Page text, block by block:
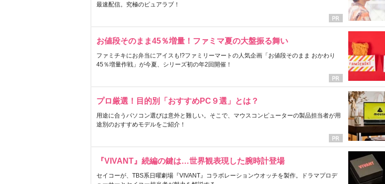
最速配信。究極のピュアラブ！
お値段そのまま45％増量！ファミマ夏の大盤振る舞い
ファミチキにお弁当にアイスも!?ファミリーマートの人気企画「お値段そのまま おかわり
45％増量作戦」が今夏、シリーズ初の年2回開催！
プロ厳選！目的別「おすすめPC９選」とは？
用途に合うパソコン選びは意外と難しい。そこで、マウスコンピューターの製品担当者が用
途別のおすすめモデルをご紹介！
『VIVANT』続編の鍵は…世界観表現した腕時計登場
セイコーが、TBS系日曜劇場『VIVANT』コラボレーションウオッチを製作。ドラマプロデ